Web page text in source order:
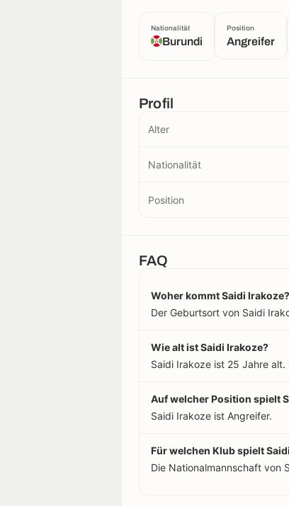
Nationalität
Burundi
Position
Angreifer
Profil
Alter
Nationalität
Position
FAQ
Woher kommt Saidi Irakoze?
Der Geburtsort von Saidi
Wie alt ist Saidi Irakoze?
Saidi Irakoze ist 25 Jahre
Auf welcher Position spielt
Saidi Irakoze ist Angreifer.
Für welchen Klub spielt
Die Nationalmannschaft von